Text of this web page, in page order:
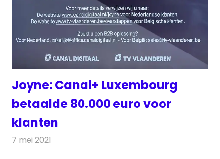
Joyne: Canal+ Luxembourg
betaalde 80.000 euro voor
klanten
7 mei 2021